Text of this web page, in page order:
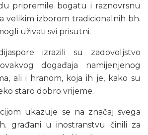
pripremile bogatu i raznovrsnu
velikim izborom tradicionalnih bh.
uživati svi prisutni.
izrazili su zadovoljstvo
događaja namijenjenog
ali i hranom, koja ih je, kako su
staro dobro vrijeme.
ukazuje se na značaj svega
građani u inostranstvu činili za